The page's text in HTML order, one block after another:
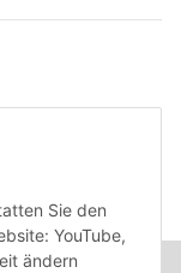
Sie den
YouTube,
ändern